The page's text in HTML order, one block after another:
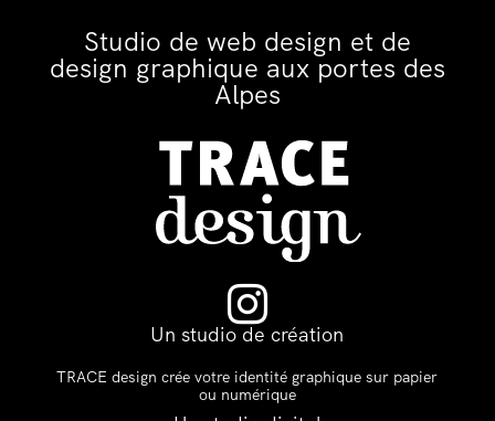
Studio de web design et de
design graphique aux portes des
Alpes

Un studio de création
TRACE design crée votre identité graphique sur papier
ou numérique